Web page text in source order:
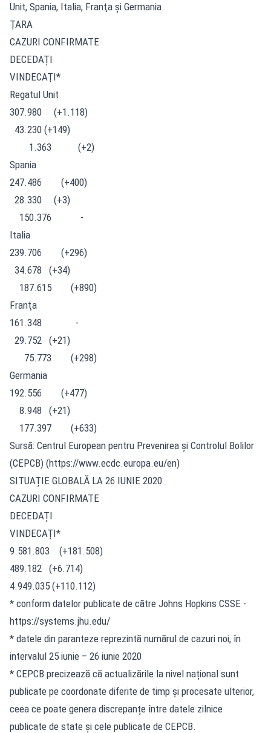
Unit, Spania, Italia, Franţa și Germania.
ŢARA
CAZURI CONFIRMATE
DECEDAȚI
VINDECAŢI*
Regatul Unit
307.980 (+1.118)
43.230 (+149)
1.363 (+2)
Spania
247.486 (+400)
28.330 (+3)
150.376 -
Italia
239.706 (+296)
34.678 (+34)
187.615 (+890)
Franţa
161.348 -
29.752 (+21)
75.773 (+298)
Germania
192.556 (+477)
8.948 (+21)
177.397 (+633)
Sursă: Centrul European pentru Prevenirea și Controlul Bolilor
(CEPCB) (https://www.ecdc.europa.eu/en)
SITUAȚIE GLOBALĂ LA 26 IUNIE 2020
CAZURI CONFIRMATE
DECEDAȚI
VINDECAȚI*
9.581.803 (+181.508)
489.182 (+6.714)
4.949.035 (+110.112)
* conform datelor publicate de către Johns Hopkins CSSE -
https://systems.jhu.edu/
* datele din paranteze reprezintă numărul de cazuri noi, în
intervalul 25 iunie – 26 iunie 2020
* CEPCB precizează că actualizările la nivel național sunt
publicate pe coordonate diferite de timp și procesate ulterior,
ceea ce poate genera discrepanțe între datele zilnice
publicate de state și cele publicate de CEPCB.